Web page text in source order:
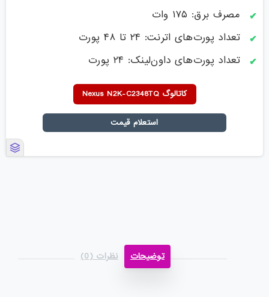
مصرف برق: ۱۷۵ وات
تعداد پورت‌های اترنت: ۲۴ تا ۴۸ پورت
تعداد پورت‌های داون‌لینک: ۲۴ پورت
کاتالوگ Nexus N2K-C2348TQ
استعلام قیمت
توضیحات نظرات (0)